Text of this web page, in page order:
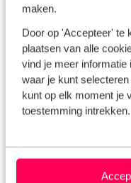
maken.
Door op 'Accepteer' te
plaatsen van alle
vind je meer informatie
waar je kunt
kunt op elk moment je
toestemming intrekken.
Het eiland is lekker
voor
kinderen
Wat te doen
hotel op
Een verblijf in een
uitvalsbasis voor het
een boottocht langs
lokale specialiteiten